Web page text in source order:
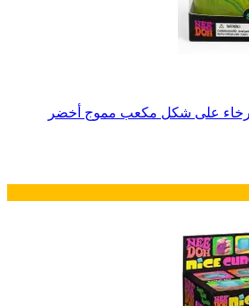
على شكل مكعب مموج أخضر